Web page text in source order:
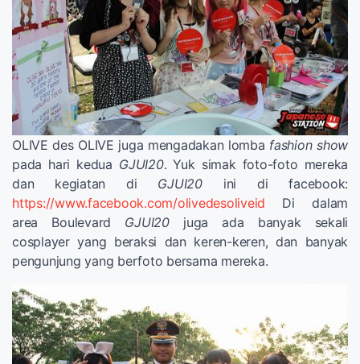
OLIVE des OLIVE juga mengadakan lomba fashion show
pada hari kedua GJUI20. Yuk simak foto-foto mereka
dan kegiatan di GJUI20ini di facebook:
https://www.facebook.com/olivedesoliveid Di dalam
area Boulevard GJUI20juga ada banyak sekali
cosplayer yang beraksi dan keren-keren, dan banyak
pengunjung yang berfoto bersama mereka.